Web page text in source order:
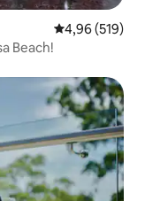
4,96 av 5 i
4,96 (519)
Beach!